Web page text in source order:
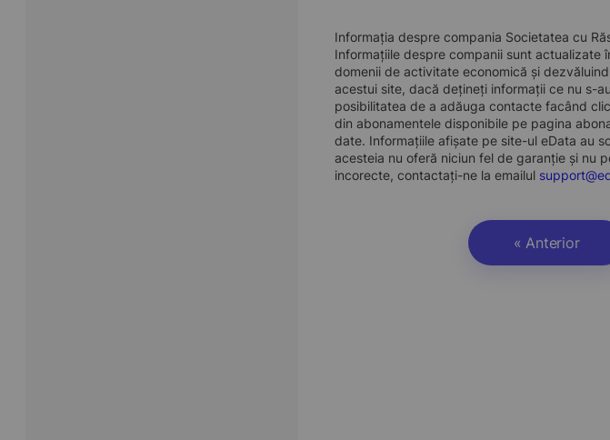
Informația despre compania Societatea cu
Informațiile despre companii sunt
domenii de activitate economică și
acestui site, dacă dețineți informații ce nu s-
posibilitatea de a adăuga contacte facând
din abonamentele disponibile pe pagina
date. Informațiile afișate pe site-ul eData au
acesteia nu oferă niciun fel de garanție și nu
incorecte, contactați-ne la emailul
« Anterior